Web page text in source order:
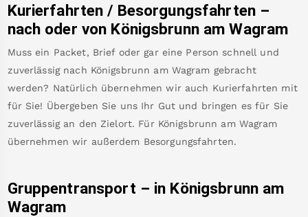
Kurierfahrten / Besorgungsfahrten –
nach oder von Königsbrunn am Wagram
Muss ein Packet, Brief oder gar eine Person schnell und
zuverlässig nach Königsbrunn am Wagram gebracht
werden? Natürlich übernehmen wir auch Kurierfahrten mit
für Sie! Übergeben Sie uns Ihr Gut und bringen es für Sie
zuverlässig an den Zielort. Für Königsbrunn am Wagram
übernehmen wir außerdem Besorgungsfahrten.
Gruppentransport – in Königsbrunn am
Wagram